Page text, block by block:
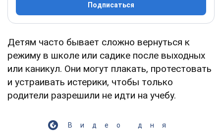
Подписаться
Детям часто бывает сложно вернуться к
режиму в школе или садике после выходных
или каникул. Они могут плакать, протестовать
и устраивать истерики, чтобы только
родители разрешили не идти на учебу.
Видео дня